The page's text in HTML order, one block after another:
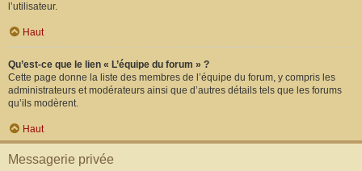
l’utilisateur.
Haut
Qu’est-ce que le lien « L’équipe du forum » ?
Cette page donne la liste des membres de l’équipe du forum, y compris les
administrateurs et modérateurs ainsi que d’autres détails tels que les forums
qu’ils modèrent.
Haut
Messagerie privée